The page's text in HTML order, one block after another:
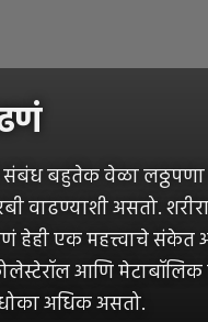
संबंध बहुतेक वेळा
वाढण्याशी असतो.
हेही एक महत्त्वाचे
आणि मेटाबॉलिक
अधिक असतो.